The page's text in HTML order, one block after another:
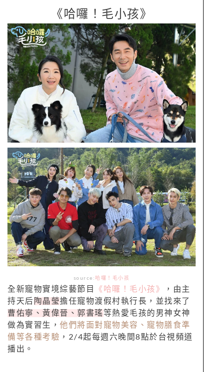
《哈囉！毛小孩》
source: 哈囉！毛小孩
全新寵物實境綜藝節目 《哈囉！毛小孩》
，由主
持天后 陶晶瑩擔任寵物渡假村執行長，並找來了
曹佑寧、黃偉晉、郭書瑤等熱愛毛孩的男神女神
做為實習生， 他們將面對寵物美容、寵物膳食準
備等各種考驗 ，2/4起每週六晚間8點於台視頻道
播出。